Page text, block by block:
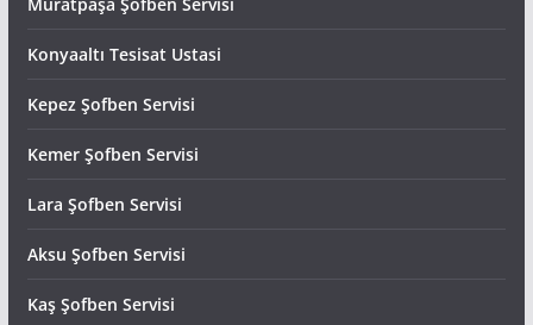
Konyaaltı Tesisat Ustasi
Kepez Şofben Servisi
Kemer Şofben Servisi
Lara Şofben Servisi
Aksu Şofben Servisi
Kaş Şofben Servisi